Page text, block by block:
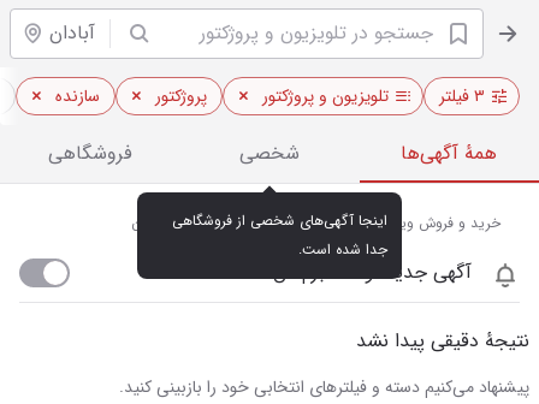
آبادان
۳ فیلتر تلویزیون و پروژکتور پروژکتور سازنده
همهٔ آگهی‌ها شخصی فروشگاهی
جدا شده است.
خرید و فروش ویدئو پروژکتور و تلویزیون‌های هوشمند در آبادان
آگهی جدید اومد خبرم کن
نتیجهٔ دقیقی پیدا نشد
پیشنهاد می‌کنیم دسته و فیلترهای انتخابی خود را بازبینی کنید.